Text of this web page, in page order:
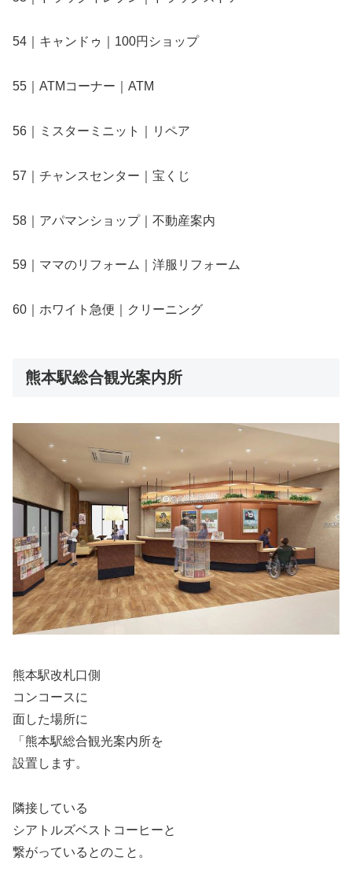
54｜キャンドゥ｜100円ショップ
55｜ATMコーナー｜ATM
56｜ミスターミニット｜リペア
57｜チャンスセンター｜宝くじ
58｜アパマンショップ｜不動産案内
59｜ママのリフォーム｜洋服リフォーム
60｜ホワイト急便｜クリーニング
熊本駅総合観光案内所
熊本駅改札口側
コンコースに
面した場所に
「熊本駅総合観光案内所を
設置します。
隣接している
シアトルズベストコーヒーと
繋がっているとのこと。